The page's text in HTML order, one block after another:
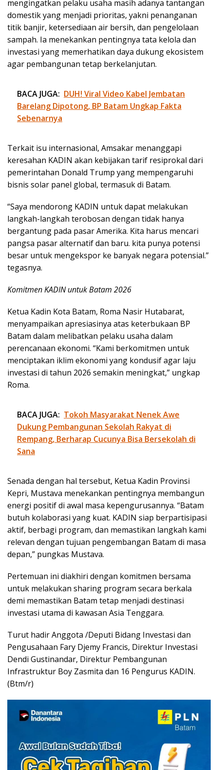
mengingatkan pelaku usaha masih adanya tantangan
domestik yang menjadi prioritas, yakni penanganan
titik banjir, ketersediaan air bersih, dan pengelolaan
sampah. Ia menekankan pentingnya tata kelola dan
investasi yang memerhatikan daya dukung ekosistem
agar pembangunan tetap berkelanjutan.
BACA JUGA: DUH! Viral Video Kabel Jembatan
Barelang Dipotong, BP Batam Ungkap Fakta
Sebenarnya
Terkait isu internasional, Amsakar menanggapi
keresahan KADIN akan kebijakan tarif resiprokal dari
pemerintahan Donald Trump yang mempengaruhi
bisnis solar panel global, termasuk di Batam.
“Saya mendorong KADIN untuk dapat melakukan
langkah-langkah terobosan dengan tidak hanya
bergantung pada pasar Amerika. Kita harus mencari
pangsa pasar alternatif dan baru. kita punya potensi
besar untuk mengekspor ke banyak negara potensial.”
tegasnya.
Komitmen KADIN untuk Batam 2026
Ketua Kadin Kota Batam, Roma Nasir Hutabarat,
menyampaikan apresiasinya atas keterbukaan BP
Batam dalam melibatkan pelaku usaha dalam
perencanaan ekonomi. “Kami berkomitmen untuk
menciptakan iklim ekonomi yang kondusif agar laju
investasi di tahun 2026 semakin meningkat,” ungkap
Roma.
BACA JUGA: Tokoh Masyarakat Nenek Awe
Dukung Pembangunan Sekolah Rakyat di
Rempang, Berharap Cucunya Bisa Bersekolah di
Sana
Senada dengan hal tersebut, Ketua Kadin Provinsi
Kepri, Mustava menekankan pentingnya membangun
energi positif di awal masa kepengurusannya. “Batam
butuh kolaborasi yang kuat. KADIN siap berpartisipasi
aktif, berbagi program, dan memastikan langkah kami
relevan dengan tujuan pengembangan Batam di masa
depan,” pungkas Mustava.
Pertemuan ini diakhiri dengan komitmen bersama
untuk melakukan sharing program secara berkala
demi memastikan Batam tetap menjadi destinasi
investasi utama di kawasan Asia Tenggara.
Turut hadir Anggota /Deputi Bidang Investasi dan
Pengusahaan Fary Djemy Francis, Direktur Investasi
Dendi Gustinandar, Direktur Pembangunan
Infrastruktur Boy Zasmita dan 16 Pengurus KADIN.
(Btm/r)